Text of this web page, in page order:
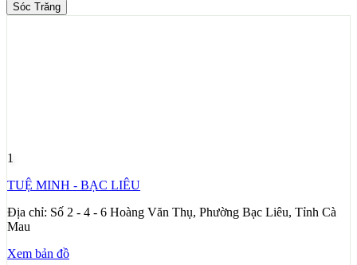
Sóc Trăng
1
TUỆ MINH - BẠC LIÊU
Địa chỉ: Số 2 - 4 - 6 Hoàng Văn Thụ, Phường Bạc Liêu, Tỉnh Cà
Mau
Xem bản đồ